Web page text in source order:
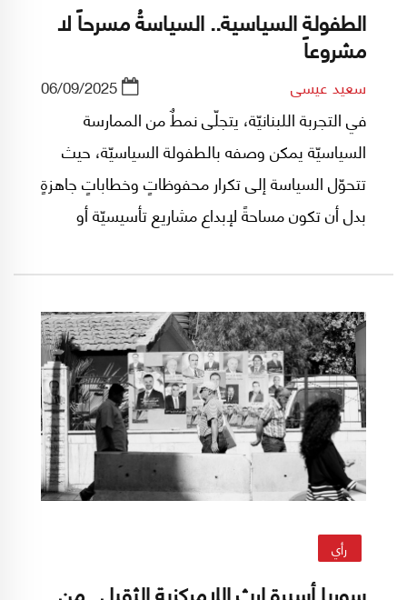
الطفولة السياسية.. السياسةُ مسرحاً لا
مشروعاً
سعيد عيسى 06/09/2025
في التجربة اللبنانيّة، يتجلّى نمطٌ من الممارسة
السياسيّة يمكن وصفه بالطفولة السياسيّة، حيث
تتحوّل السياسة إلى تكرار محفوظاتٍ وخطاباتٍ جاهزةٍ
بدل أن تكون مساحةً لإبداع مشاريع تأسيسيّة أو
الساحة السياسيّة كمسرحٍ للأدوار الرمزيّة: يكفي أن
يشغل الفرد موقعاً على الخريطة السياسيّة، حتى لو
كان هامشياً، ليحسّ بفاعليةٍ رمزيّةٍ. هذا الحضور يبقى
ناقصاً لأنه لا يتضمّن القدرة على المبادرة أو صياغة
رؤيةٍ مؤسّساتيّةٍ جديدةٍ.
رأي